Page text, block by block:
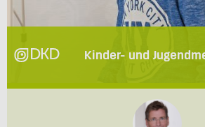
Kinder- und